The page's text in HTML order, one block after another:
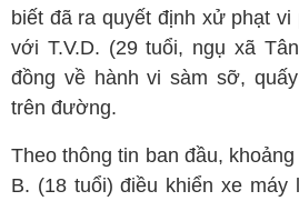
biết đã ra quyết định xử phạt
với T.V.D. (29 tuổi, ngụ xã
đồng về hành vi sàm sỡ,
trên đường.
Theo thông tin ban đầu,
B. (18 tuổi) điều khiển xe máy